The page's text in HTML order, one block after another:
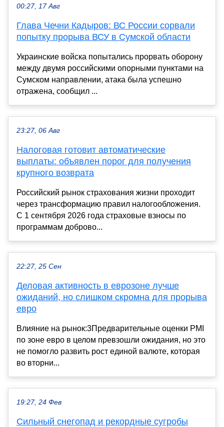
00:27, 17 Авг
Глава Чечни Кадыров: ВС России сорвали
попытку прорыва ВСУ в Сумской области
Украинские войска попытались прорвать оборону
между двумя российскими опорными пунктами на
Сумском направлении, атака была успешно
отражена, сообщил ...
23:27, 06 Авг
Налоговая готовит автоматические
выплаты: объявлен порог для получения
крупного возврата
Российский рынок страхования жизни проходит
через трансформацию правил налогообложения.
С 1 сентября 2026 года страховые взносы по
программам доброво...
22:27, 25 Сен
Деловая активность в еврозоне лучше
ожиданий, но слишком скромна для прорыва
евро
Влияние на рынок:3Предварительные оценки PMI
по зоне евро в целом превзошли ожидания, но это
не помогло развить рост единой валюте, которая
во вторни...
19:27, 24 Фев
Сильный снегопад и рекордные сугробы